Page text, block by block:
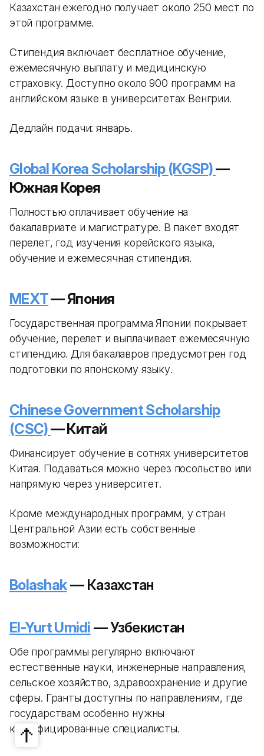
Казахстан ежегодно получает около 250 мест по
этой программе.
Стипендия включает бесплатное обучение,
ежемесячную выплату и медицинскую
страховку. Доступно около 900 программ на
английском языке в университетах Венгрии.
Дедлайн подачи: январь.
Global Korea Scholarship (KGSP)—
Южная Корея
Полностью оплачивает обучение на
бакалавриате и магистратуре. В пакет входят
перелет, год изучения корейского языка,
обучение и ежемесячная стипендия.
MEXT— Япония
Государственная программа Японии покрывает
обучение, перелет и выплачивает ежемесячную
стипендию. Для бакалавров предусмотрен год
подготовки по японскому языку.
Chinese Government Scholarship
(CSC)— Китай
Финансирует обучение в сотнях университетов
Китая. Подаваться можно через посольство или
напрямую через университет.
Кроме международных программ, у стран
Центральной Азии есть собственные
возможности:
Bolashak— Казахстан
El-Yurt Umidi — Узбекистан
Обе программы регулярно включают
естественные науки, инженерные направления,
сельское хозяйство, здравоохранение и другие
сферы. Гранты доступны по направлениям, где
государствам особенно нужны
квалифицированные специалисты.